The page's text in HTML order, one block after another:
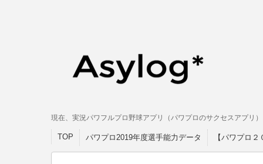
現在、実況パワフルプロ野球アプリ（パワプロのサクセスアプリ
TOP パワプロ2019年度選手能力データ 【パワプロ